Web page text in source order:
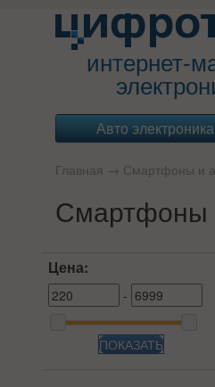
интернет-
Авто электроника
Главная → Смартфоны и
Смартфоны
Цена:
-
ПОКАЗАТЬ